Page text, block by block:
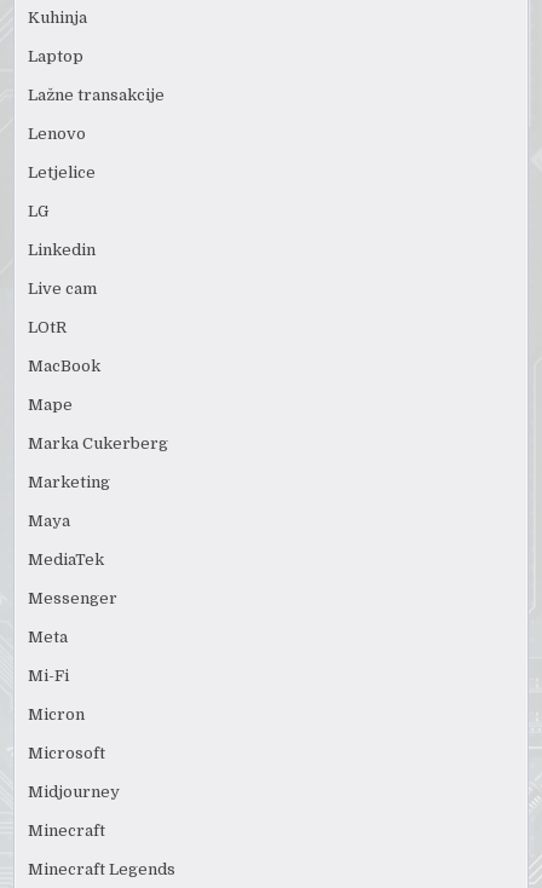
Kuhinja
Laptop
Lažne transakcije
Lenovo
Letjelice
LG
Linkedin
Live cam
LOtR
MacBook
Mape
Marka Cukerberg
Marketing
Maya
MediaTek
Messenger
Meta
Mi-Fi
Micron
Microsoft
Midjourney
Minecraft
Minecraft Legends